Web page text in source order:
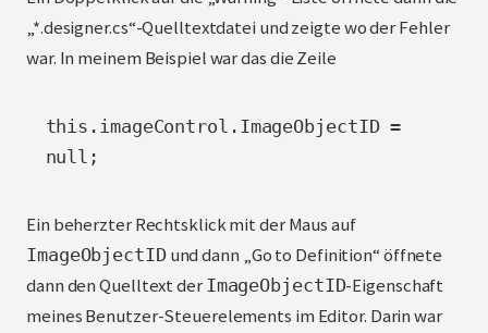
„*.designer.cs“-Quelltextdatei und zeigte wo der Fehler
war. In meinem Beispiel war das die Zeile
this.imageControl.ImageObjectID =
null;
Ein beherzter Rechtsklick mit der Maus auf
ImageObjectIDund dann „Go to Definition“ öffnete
dann den Quelltext derImageObjectID-Eigenschaft
meines Benutzer-Steuerelements im Editor. Darin war